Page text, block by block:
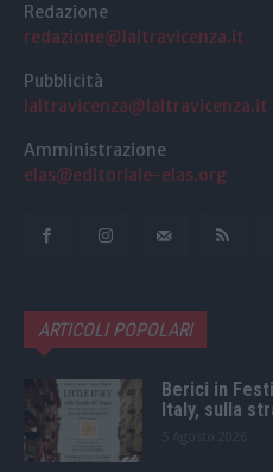
Redazione
redazione@laltravicenza.it
Pubblicità
laltravicenza@laltravicenza.it
Amministrazione
elas@editoriale-elas.org
ARTICOLI POPOLARI
Berici in
Italy, sulla